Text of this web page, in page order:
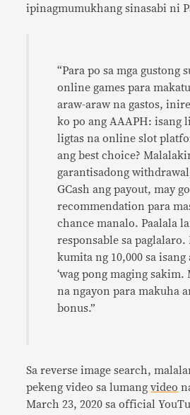
ipinagmumukhang sinasabi ni
“Para po sa mga gustong
online games para
araw-araw na gastos,
ko po ang AAAPH: isang
ligtas na online slot
ang best choice?
garantisadong
GCash ang payout, may
recommendation para
chance manalo. Paalala
responsable sa paglalaro.
kumita ng 10,000 sa isang
‘wag pong maging sakim.
na ngayon para makuha
bonus.”
Sa reverse image search,
pekeng video sa lumangvideo
March 23, 2020 sa official